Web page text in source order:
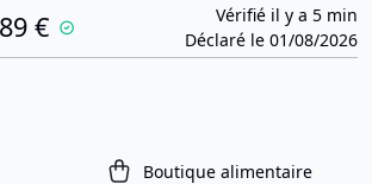
€
Vérifié il y a 5 min
Déclaré le 01/08/2026
Boutique alimentaire